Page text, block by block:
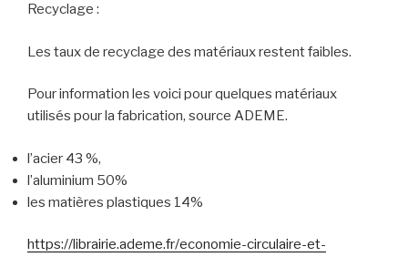
Recyclage :
Les taux de recyclage des matériaux restent faibles.
Pour information les voici pour quelques matériaux
utilisés pour la fabrication, source ADEME.
l’acier 43 %,
l’aluminium 50%
les matières plastiques 14%
https://librairie.ademe.fr/economie-circulaire-et-